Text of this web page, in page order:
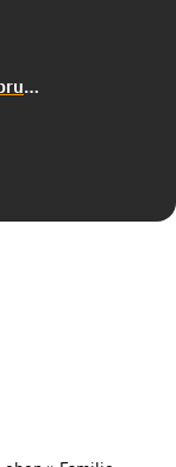
stadtgruen_und_friedhoefe@saarbruecken.de